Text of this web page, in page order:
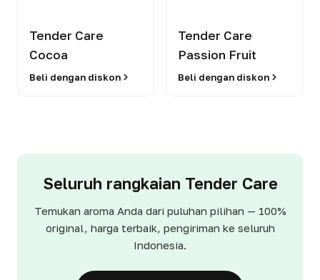
Tender Care
Cocoa
Beli dengan diskon
Tender Care
Passion Fruit
Beli dengan diskon
Seluruh rangkaian Tender Care
Temukan aroma Anda dari puluhan pilihan — 100%
original, harga terbaik, pengiriman ke seluruh
Indonesia.